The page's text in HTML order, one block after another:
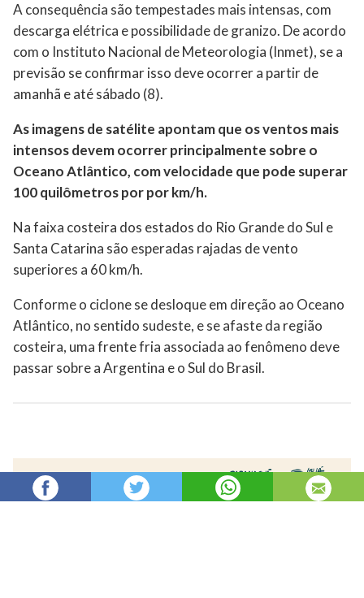
A consequência são tempestades mais intensas, com
descarga elétrica e possibilidade de granizo. De acordo
com o Instituto Nacional de Meteorologia (Inmet), se a
previsão se confirmar isso deve ocorrer a partir de
amanhã e até sábado (8).
As imagens de satélite apontam que os ventos mais
intensos devem ocorrer principalmente sobre o
Oceano Atlântico, com velocidade que pode superar
100 quilômetros por por km/h.
Na faixa costeira dos estados do Rio Grande do Sul e
Santa Catarina são esperadas rajadas de vento
superiores a 60 km/h.
Conforme o ciclone se desloque em direção ao Oceano
Atlântico, no sentido sudeste, e se afaste da região
costeira, uma frente fria associada ao fenômeno deve
passar sobre a Argentina e o Sul do Brasil.